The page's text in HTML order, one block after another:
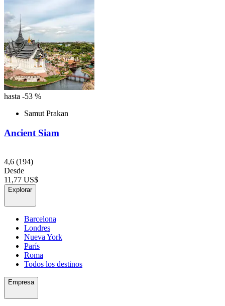
hasta -53 %
Samut Prakan
Ancient Siam
4,6 (194)
Desde
11,77 US$
Explorar
Barcelona
Londres
Nueva York
París
Roma
Todos los destinos
Empresa